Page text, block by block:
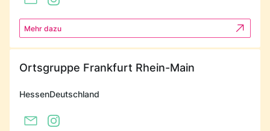
Mehr dazu
Ortsgruppe Frankfurt Rhein-Main
HessenDeutschland